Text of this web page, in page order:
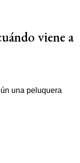
viene a